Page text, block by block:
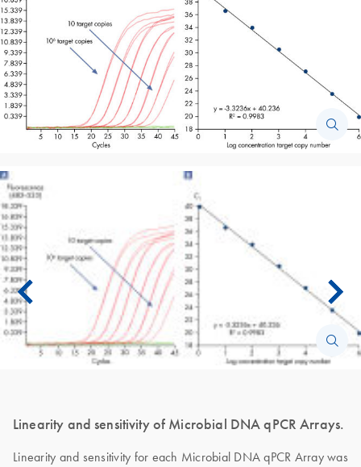
Linearity and sensitivity of Microbial DNA qPCR Arrays.
Linearity and sensitivity for each Microbial DNA qPCR Array was